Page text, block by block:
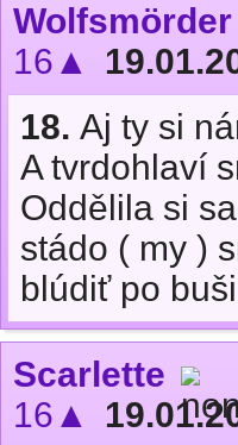
Wolfsmörder
16▲
18. Aj ty si
A tvrdohlaví
Oddělila si
stádo ( my )
blúdiť po
Scarlette
16▲